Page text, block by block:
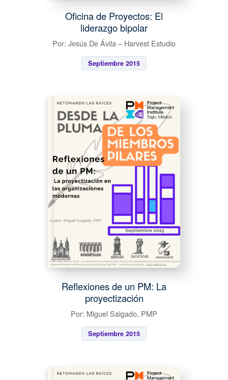
Oficina de Proyectos: El
liderazgo bipolar
Por: Jesús De Ávila – Harvest Estudio
Septiembre 2015
Reflexiones de un PM: La
proyectización
Por: Miguel Salgado, PMP
Septiembre 2015